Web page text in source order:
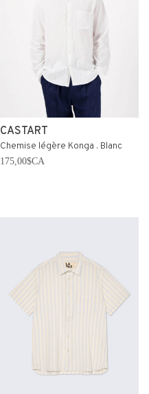
CASTART
Chemise légère Konga . Blanc
175,00$CA